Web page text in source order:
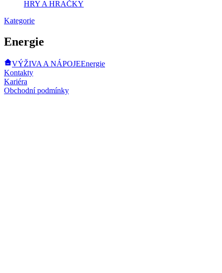
HRY A HRAČKY
Kategorie
Energie
VÝŽIVA A NÁPOJEEnergie
Kontakty
Kariéra
Obchodní podmínky